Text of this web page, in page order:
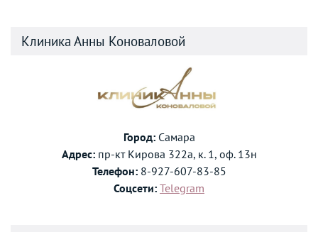
Клиника Анны Коноваловой
Город:Самара
Адрес:пр-кт Кирова 322а, к. 1, оф. 13н
Телефон:8-927-607-83-85
Соцсети: Telegram